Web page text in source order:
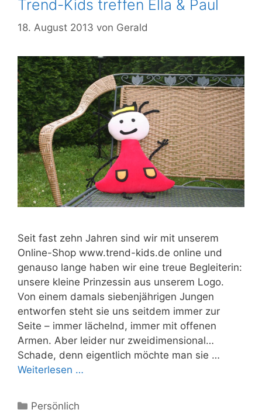
Trend-Kids treffen Ella & Paul
18. August 2013 von Gerald
Seit fast zehn Jahren sind wir mit unserem
Online-Shop www.trend-kids.de online und
genauso lange haben wir eine treue Begleiterin:
unsere kleine Prinzessin aus unserem Logo.
Von einem damals siebenjährigen Jungen
entworfen steht sie uns seitdem immer zur
Seite – immer lächelnd, immer mit offenen
Armen. Aber leider nur zweidimensional…
Schade, denn eigentlich möchte man sie …
Weiterlesen …
Kategorien
Persönlich